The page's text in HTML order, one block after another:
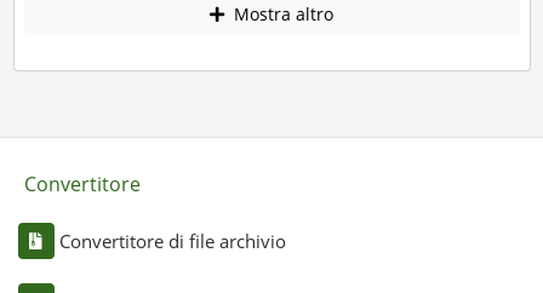
Mostra altro
Convertitore
Convertitore di file archivio